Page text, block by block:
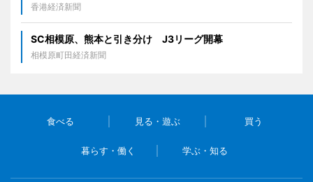
香港経済新聞
SC相模原、熊本と引き分け J3リーグ開幕
相模原町田経済新聞
食べる 見る・遊ぶ 買う
暮らす・働く 学ぶ・知る